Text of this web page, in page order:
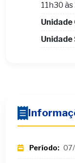
11h30 às
Unidade
Período: